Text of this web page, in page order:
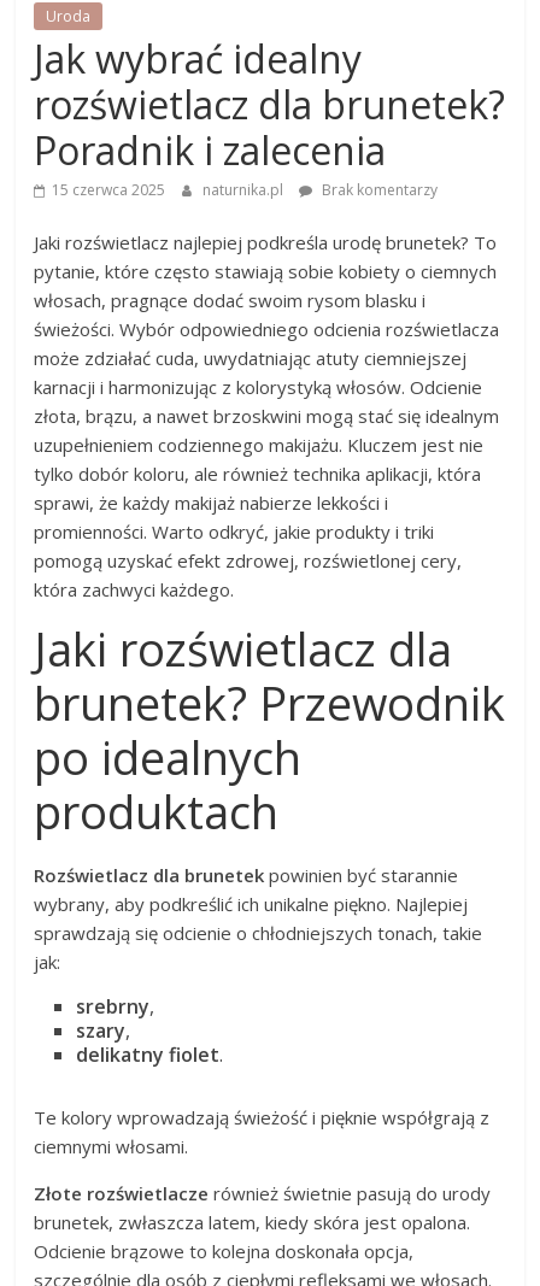
Uroda
Jak wybrać idealny
rozświetlacz dla brunetek?
Poradnik i zalecenia
15 czerwca 2025 naturnika.pl Brak komentarzy
Jaki rozświetlacz najlepiej podkreśla urodę brunetek? To
pytanie, które często stawiają sobie kobiety o ciemnych
włosach, pragnące dodać swoim rysom blasku i
świeżości. Wybór odpowiedniego odcienia rozświetlacza
może zdziałać cuda, uwydatniając atuty ciemniejszej
karnacji i harmonizując z kolorystyką włosów. Odcienie
złota, brązu, a nawet brzoskwini mogą stać się idealnym
uzupełnieniem codziennego makijażu. Kluczem jest nie
tylko dobór koloru, ale również technika aplikacji, która
sprawi, że każdy makijaż nabierze lekkości i
promienności. Warto odkryć, jakie produkty i triki
pomogą uzyskać efekt zdrowej, rozświetlonej cery,
która zachwyci każdego.
Jaki rozświetlacz dla
brunetek? Przewodnik
po idealnych
produktach
Rozświetlacz dla brunetek powinien być starannie
wybrany, aby podkreślić ich unikalne piękno. Najlepiej
sprawdzają się odcienie o chłodniejszych tonach, takie
jak:
srebrny,
szary,
delikatny fiolet.
Te kolory wprowadzają świeżość i pięknie współgrają z
ciemnymi włosami.
Złote rozświetlacze również świetnie pasują do urody
brunetek, zwłaszcza latem, kiedy skóra jest opalona.
Odcienie brązowe to kolejna doskonała opcja,
szczególnie dla osób z ciepłymi refleksami we włosach.